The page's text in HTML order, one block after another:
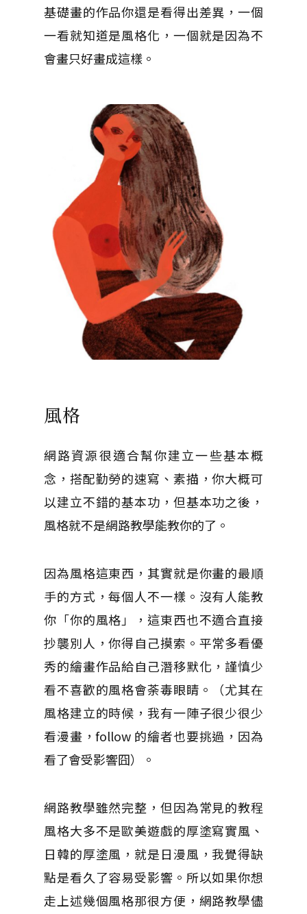
基礎畫的作品你還是看得出差異，一個
一看就知道是風格化，一個就是因為不
會畫只好畫成這樣。
風格
網路資源很適合幫你建立一些基本概
念，搭配勤勞的速寫、素描，你大概可
以建立不錯的基本功，但基本功之後，
風格就不是網路教學能教你的了。
因為風格這東西，其實就是你畫的最順
手的方式，每個人不一樣。沒有人能教
你「你的風格」，這東西也不適合直接
抄襲別人，你得自己摸索。平常多看優
秀的繪畫作品給自己潛移默化，謹慎少
看不喜歡的風格會荼毒眼睛。（尤其在
風格建立的時候，我有一陣子很少很少
看漫畫，follow 的繪者也要挑過，因為
看了會受影響囧）。
網路教學雖然完整，但因為常見的教程
風格大多不是歐美遊戲的厚塗寫實風、
日韓的厚塗風，就是日漫風，我覺得缺
點是看久了容易受影響。所以如果你想
走上述幾個風格那很方便，網路教學儘